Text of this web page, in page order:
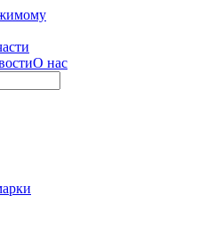
О нас